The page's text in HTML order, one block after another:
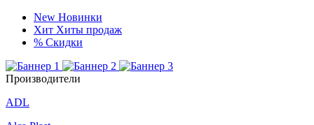
New Новинки
Хит Хиты продаж
% Скидки
Производители
ADL